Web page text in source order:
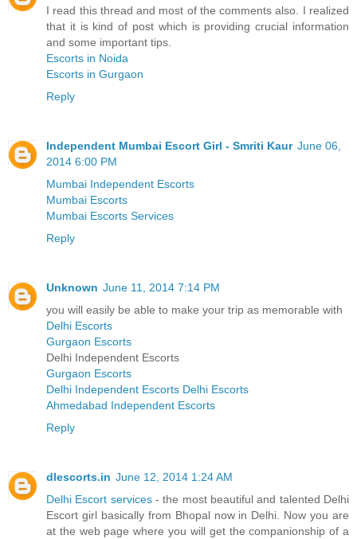
I read this thread and most of the comments also. I realized
that it is kind of post which is providing crucial information
and some important tips.
Escorts in Noida
Escorts in Gurgaon
Reply
Independent Mumbai Escort Girl - Smriti Kaur June 06,
2014 6:00 PM
Mumbai Independent Escorts
Mumbai Escorts
Mumbai Escorts Services
Reply
Unknown June 11, 2014 7:14 PM
you will easily be able to make your trip as memorable with
Delhi Escorts
Gurgaon Escorts
Delhi Independent Escorts
Gurgaon Escorts
Delhi Independent Escorts Delhi Escorts
Ahmedabad Independent Escorts
Reply
dlescorts.in June 12, 2014 1:24 AM
Delhi Escort services- the most beautiful and talented Delhi
Escort girl basically from Bhopal now in Delhi. Now you are
at the web page where you will get the companionship of a